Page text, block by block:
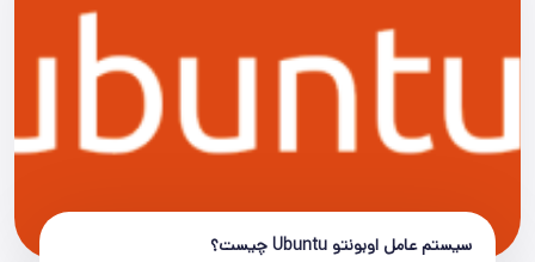
سیستم عامل اوبونتو Ubuntu چیست؟